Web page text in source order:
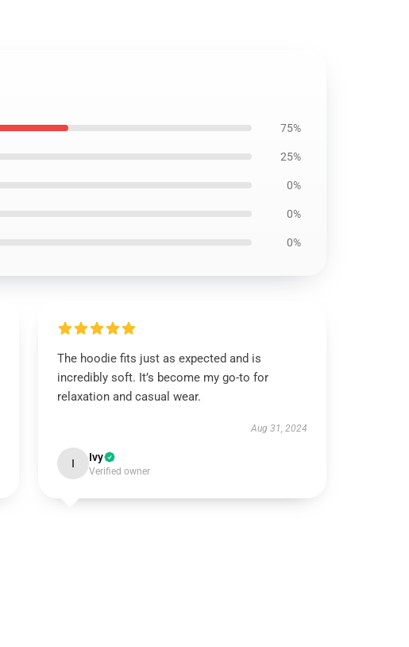
75%
25%
0%
0%
0%
The hoodie fits just as expected and is
incredibly soft. It’s become my go-to for
relaxation and casual wear.
Aug 31, 2024
I Ivy
Verified owner